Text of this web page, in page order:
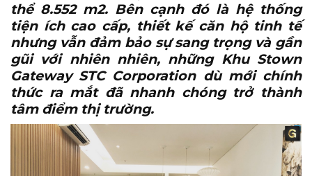
thể 8.552 m2. Bên cạnh đó là hệ thống
tiện ích cao cấp, thiết kế căn hộ tinh tế
nhưng vẫn đảm bảo sự sang trọng và gần
gũi với nhiên nhiên, những Khu Stown
Gateway STC Corporation dù mới chính
thức ra mắt đã nhanh chóng trở thành
tâm điểm thị trường.